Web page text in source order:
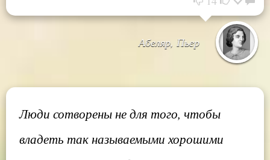
Абеляр, Пьер
Люди сотворены не для того, чтобы
владеть так называемыми хорошими